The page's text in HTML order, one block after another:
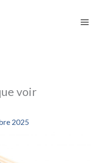
voir
2025